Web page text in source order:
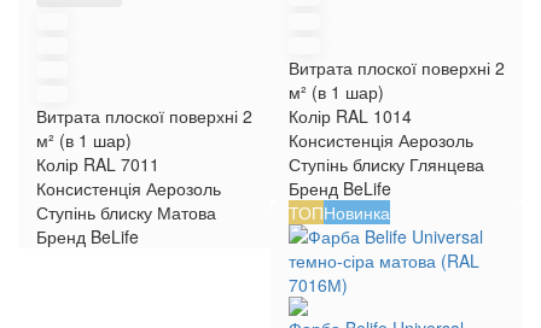
Витрата плоскої поверхні 2
м² (в 1 шар)
Колір RAL 7011
Консистенція Аерозоль
Ступінь блиску Матова
Бренд BeLife
Витрата плоскої поверхні 2
м² (в 1 шар)
Колір RAL 1014
Консистенція Аерозоль
Ступінь блиску Глянцева
Бренд BeLife
ТОПНовинка